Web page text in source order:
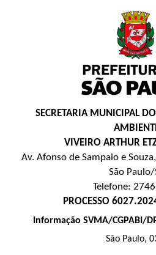
SECRETARIA MUNICIPAL
VIVEIRO ARTHUR
Av. Afonso de Sampaio e
São Paulo/
Telefone:
PROCESSO
Informação SVMA/CGPABI/
São Paulo,